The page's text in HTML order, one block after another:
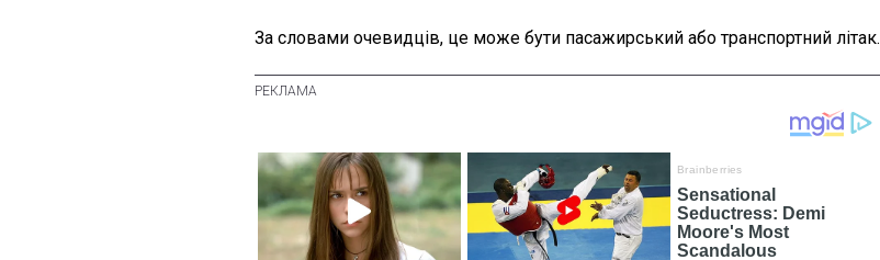
За словами очевидців, це може бути пасажирський або транспортний літак.